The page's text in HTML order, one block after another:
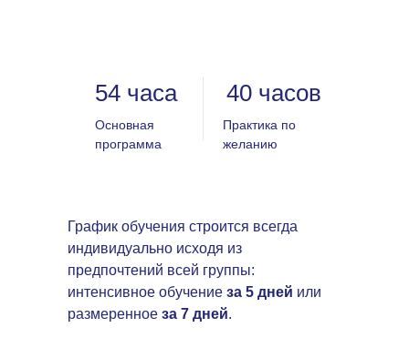
54 часа
Основная
программа
График обучения строится всегда
индивидуально исходя из
предпочтений всей группы:
интенсивное обучение за 5 дней или
размеренное за 7 дней.
40 часов
Практика по
желанию